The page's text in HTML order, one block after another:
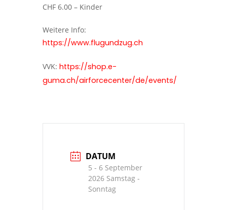
CHF 6.00 – Kinder
Weitere Info:
https://www.flugundzug.ch
VVK: https://shop.e-
guma.ch/airforcecenter/de/events/
DATUM
5 - 6 September
2026 Samstag -
Sonntag